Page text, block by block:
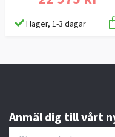
I lager, 1-3 dagar
Anmäl dig till vårt